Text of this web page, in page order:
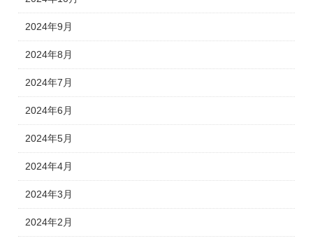
2024年9月
2024年8月
2024年7月
2024年6月
2024年5月
2024年4月
2024年3月
2024年2月